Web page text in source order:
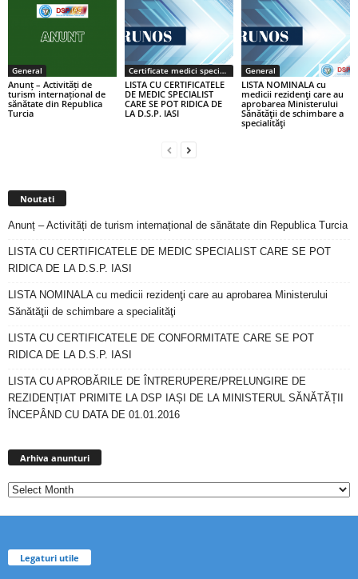
General
Anunț – Activități de
turism internațional de
sănătate din Republica
Turcia
Certificate medici specialiști / primari
LISTA CU CERTIFICATELE
DE MEDIC SPECIALIST
CARE SE POT RIDICA DE
LA D.S.P. IASI
General
LISTA NOMINALA cu
medicii rezidenţi care au
aprobarea Ministerului
Sănătăţii de schimbare a
specialităţi
Noutati
Anunț – Activități de turism internațional de sănătate din Republica Turcia
LISTA CU CERTIFICATELE DE MEDIC SPECIALIST CARE SE POT
RIDICA DE LA D.S.P. IASI
LISTA NOMINALA cu medicii rezidenţi care au aprobarea Ministerului
Sănătăţii de schimbare a specialităţi
LISTA CU CERTIFICATELE DE CONFORMITATE CARE SE POT
RIDICA DE LA D.S.P. IASI
LISTA CU APROBĂRILE DE ÎNTRERUPERE/PRELUNGIRE DE
REZIDENȚIAT PRIMITE LA DSP IAȘI DE LA MINISTERUL SĂNĂTĂȚII
ÎNCEPÂND CU DATA DE 01.01.2016
Arhiva anunturi
Legaturi utile